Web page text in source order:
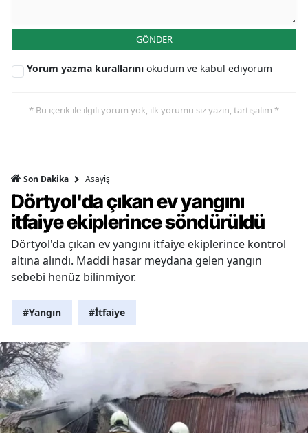
GÖNDER
Yorum yazma kurallarını okudum ve kabul ediyorum
* Bu içerik ile ilgili yorum yok, ilk yorumu siz yazın, tartışalım *
Son Dakika Asayiş
Dörtyol'da çıkan ev yangını
itfaiye ekiplerince söndürüldü
Dörtyol'da çıkan ev yangını itfaiye ekiplerince kontrol
altına alındı. Maddi hasar meydana gelen yangın
sebebi henüz bilinmiyor.
#Yangın #İtfaiye